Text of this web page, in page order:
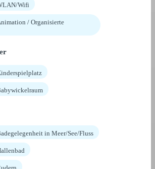
Wifi
/ Organisierte
in Meer/See/Fluss